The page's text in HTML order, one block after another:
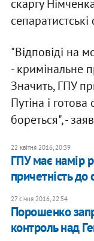
скаргу
"Відповіді на
- кримінальне
Значить, ГПУ
Путіна і
бореться", -
22 квітня 2016, 20:39
ГПУ має намір
причетність
27 січня 2016, 22:54
Порошенко
контроль над